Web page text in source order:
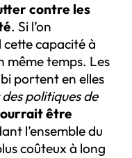
contre les
. Si l’on
cette capacité à
même temps. Les
portent en elles
politiques de
être
l’ensemble du
coûteux à long